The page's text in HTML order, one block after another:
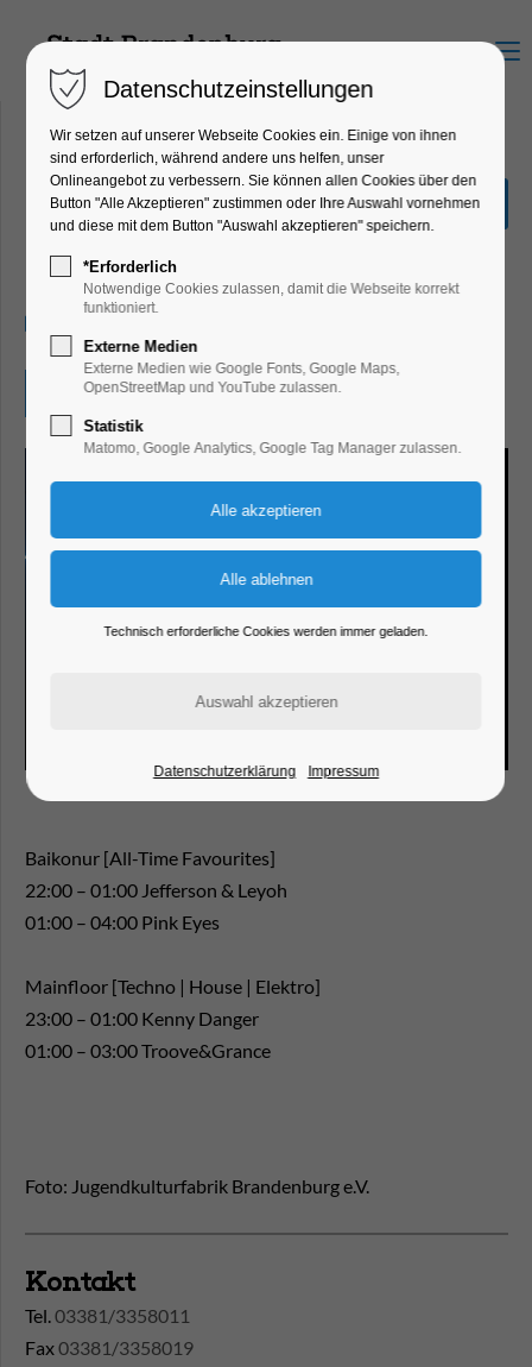
Menu
Fête de la Musique:
Aftershowparty
Party, Feiern, Fest
Eintritt frei
Baikonur [All-Time Favourites]
22:00 – 01:00 Jefferson & Leyoh
01:00 – 04:00 Pink Eyes
Mainfloor [Techno | House | Elektro]
23:00 – 01:00 Kenny Danger
01:00 – 03:00 Troove&Grance
Foto: Jugendkulturfabrik Brandenburg e.V.
Kontakt
Tel.03381/3358011
Fax03381/3358019
Datenschutzeinstellungen
Wir setzen auf unserer Webseite Cookies ein. Einige von ihnen
sind erforderlich, während andere uns helfen, unser
Onlineangebot zu verbessern. Sie können allen Cookies über den
Button "Alle Akzeptieren" zustimmen oder Ihre Auswahl vornehmen
und diese mit dem Button "Auswahl akzeptieren" speichern.
*Erforderlich
Notwendige Cookies zulassen, damit die Webseite korrekt
funktioniert.
Externe Medien
Externe Medien wie Google Fonts, Google Maps,
OpenStreetMap und YouTube zulassen.
Statistik
Matomo, Google Analytics, Google Tag Manager zulassen.
Technisch erforderliche Cookies werden immer geladen.
Datenschutzerklärung Impressum